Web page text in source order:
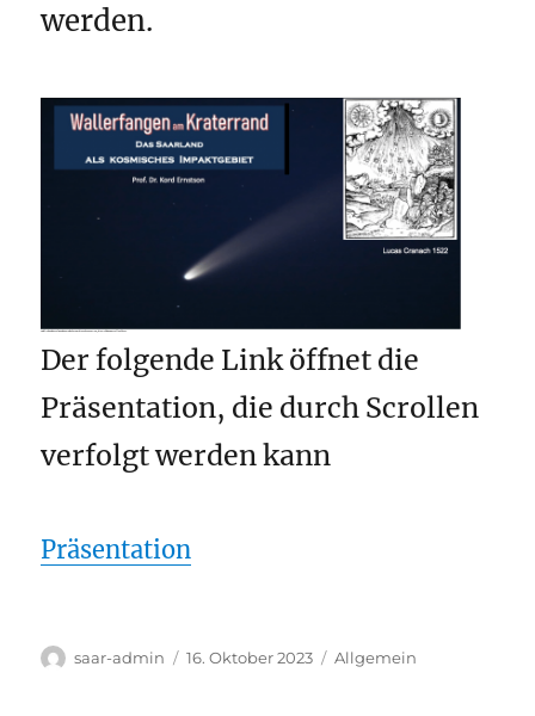
werden.
Anklicken des folgenden Links öffnet die Präsentation, die sich dann scrollen lässt.
Der folgende Link öffnet die
Präsentation, die durch Scrollen
verfolgt werden kann
Präsentation
Autor
saar-admin
Veröffentlicht
16. Oktober 2023 Kategorien
Allgemein